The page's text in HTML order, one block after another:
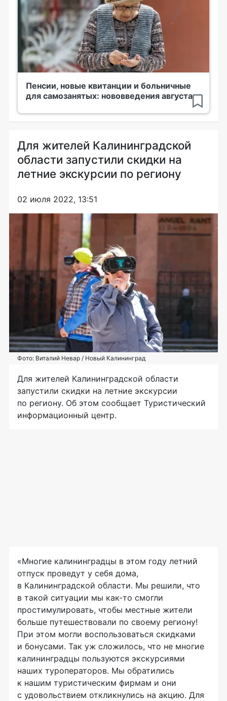
Пенсии, новые квитанции и больничные
для самозанятых: нововведения августа
Для жителей Калининградской
области запустили скидки на
летние экскурсии по региону
02 июля 2022, 13:51
Фото: Виталий Невар / Новый Калининград
Для жителей Калининградской области
запустили скидки на летние экскурсии
по региону. Об этом сообщает Туристический
информационный центр.
«Многие калининградцы в этом году летний
отпуск проведут у себя дома,
в Калининградской области. Мы решили, что
в такой ситуации мы как-то смогли
простимулировать, чтобы местные жители
больше путешествовали по своему региону!
При этом могли воспользоваться скидками
и бонусами. Так уж сложилось, что не многие
калининградцы пользуются экскурсиями
наших туроператоров. Мы обратились
к нашим туристическим фирмам и они
с удовольствием откликнулись на акцию. Для